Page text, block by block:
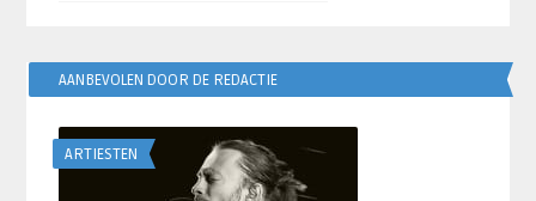
AANBEVOLEN DOOR DE REDACTIE
ARTIESTEN